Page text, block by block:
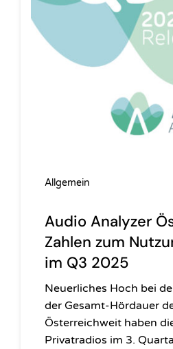
Allgemein
Audio Analyzer
Zahlen zum
im Q3 2025
Neuerliches Hoch bei
der Gesamt-Hördauer
Österreichweit haben
Privatradios im 3.